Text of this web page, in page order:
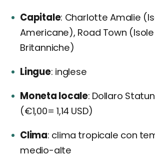
Capitale Charlotte Amalie
Americane), Road Town
Britanniche)
Lingue inglese
Moneta locale Dollaro
(€1,00= 1,14 USD)
Clima clima tropicale con
medio-alte